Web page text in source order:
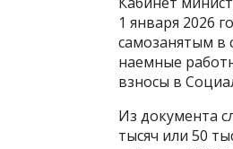
1 января 2026
самозанятым в
наемные
взносы в
Из документа
тысяч или 50